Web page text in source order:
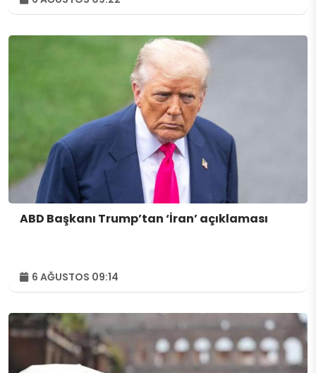
ABD Başkanı Trump’tan ‘İran’ açıklaması
6 AĞUSTOS 09:14